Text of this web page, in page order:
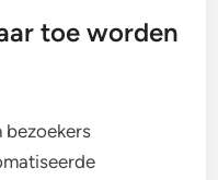
toe worden
bezoekers